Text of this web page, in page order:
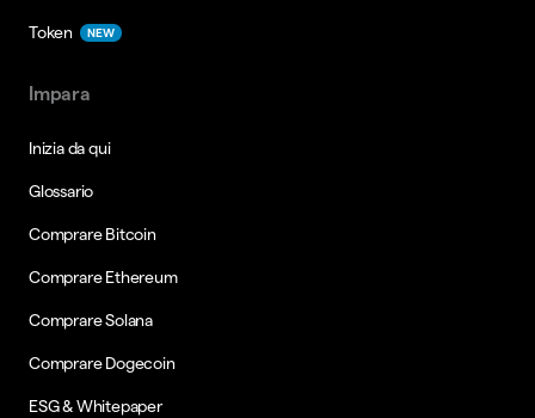
Token NEW
Impara
Inizia da qui
Glossario
Comprare Bitcoin
Comprare Ethereum
Comprare Solana
Comprare Dogecoin
ESG & Whitepaper